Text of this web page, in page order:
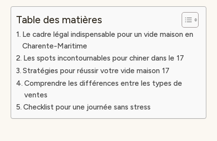
Table des matières
Le cadre légal indispensable pour un vide maison en
Charente-Maritime
Les spots incontournables pour chiner dans le 17
Stratégies pour réussir votre vide maison 17
Comprendre les différences entre les types de
ventes
Checklist pour une journée sans stress